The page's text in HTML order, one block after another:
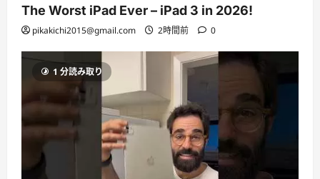
The Worst iPad Ever – iPad 3 in 2026!
pikakichi2015@gmail.com 2時間前 0
1 分読み取り